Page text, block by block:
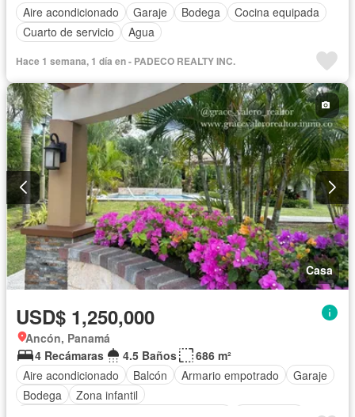
Aire acondicionado
Garaje Bodega
Cocina equipada
Cuarto de servicio
Agua
Hace 1 semana, 1 día en - PADECO REALTY INC.
Casa
USD$ 1,250,000
Ancón, Panamá
4 Recámaras
4.5 Baños
686 m²
Aire acondicionado
Balcón Armario empotrado
Garaje
Bodega
Zona infantil